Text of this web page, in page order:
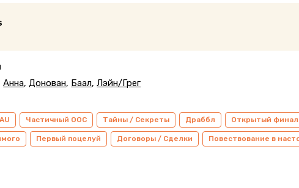
Анна,Донован, Баал,Лэйн/Грег
AU Частичный ООС Тайны / Секреты Драббл Открытый финал
Первый поцелуй Договоры / Сделки Повествование в